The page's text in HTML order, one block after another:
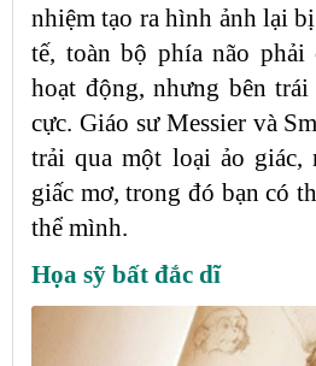
nhiệm tạo ra hình ảnh lại
tế, toàn bộ phía não phải
hoạt động, nhưng bên
cực. Giáo sư Messier và
trải qua một loại ảo
giấc mơ, trong đó bạn có
thể mình.
Họa sỹ bất đắc dĩ